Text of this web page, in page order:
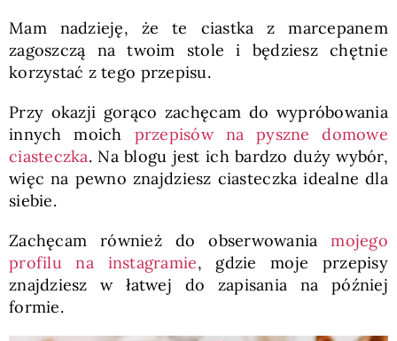
Mam nadzieję, że te ciastka z marcepanem
zagoszczą na twoim stole i będziesz chętnie
korzystać z tego przepisu.
Przy okazji gorąco zachęcam do wypróbowania
innych moich przepisów na pyszne domowe
ciasteczka. Na blogu jest ich bardzo duży wybór,
więc na pewno znajdziesz ciasteczka idealne dla
siebie.
Zachęcam również do obserwowaniamojego
profilu na instagramie, gdzie moje przepisy
znajdziesz w łatwej do zapisania na później
formie.